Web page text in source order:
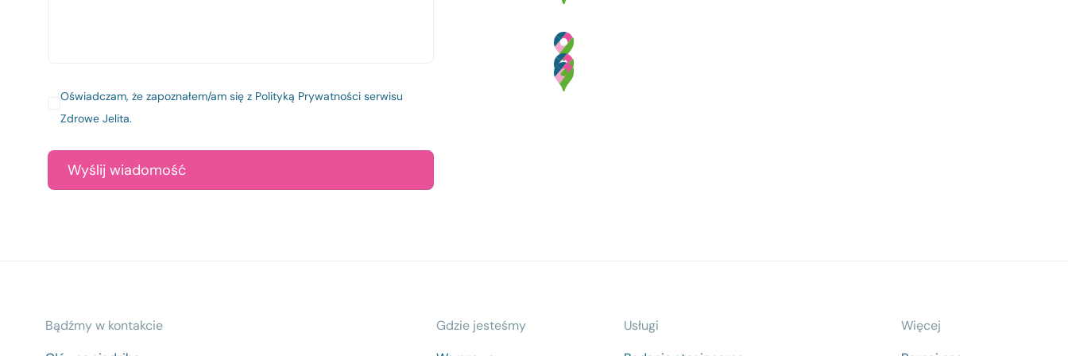
Oświadczam, że zapoznałem/am się z Polityką Prywatności serwisu
Zdrowe Jelita.
Bądźmy w kontakcie
Gdzie jesteśmy
Usługi
Więcej